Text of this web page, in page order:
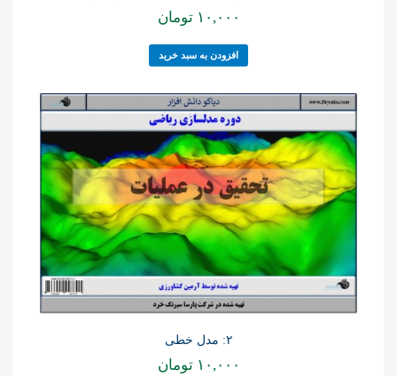
۱۰,۰۰۰ تومان
افزودن به سبد خرید
۲: مدل خطی
۱۰,۰۰۰ تومان